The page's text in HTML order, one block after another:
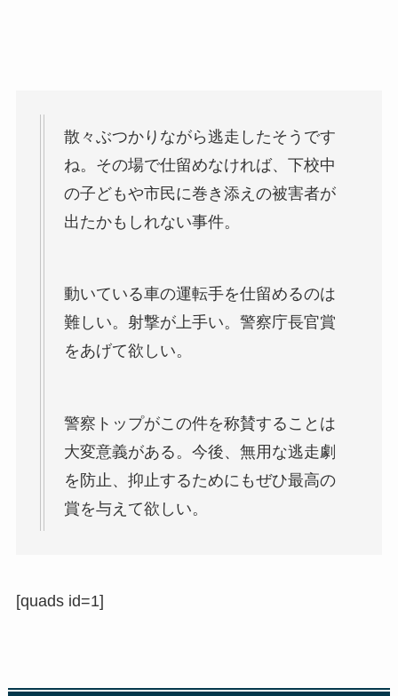
散々ぶつかりながら逃走したそうです
ね。その場で仕留めなければ、下校中
の子どもや市民に巻き添えの被害者が
出たかもしれない事件。
動いている車の運転手を仕留めるのは
難しい。射撃が上手い。警察庁長官賞
をあげて欲しい。
警察トップがこの件を称賛することは
大変意義がある。今後、無用な逃走劇
を防止、抑止するためにもぜひ最高の
賞を与えて欲しい。
[quads id=1]